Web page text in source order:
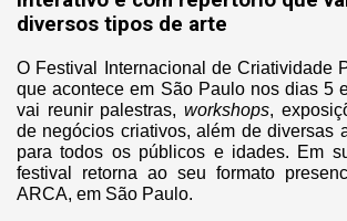
diversos tipos de arte
O Festival Internacional de Criatividade
que acontece em São Paulo nos dias 5
vai reunir palestras,workshops,
de negócios criativos, além de diversas
para todos os públicos e idades. Em
festival retorna ao seu formato
ARCA, em São Paulo.